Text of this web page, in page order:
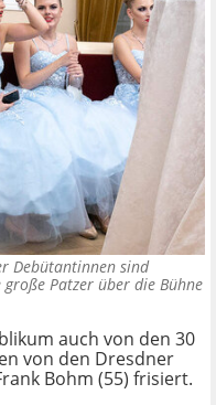
Debütantinnen sind
Patzer über die Bühne
auch von den 30
von den Dresdner
Bohm (55) frisiert.